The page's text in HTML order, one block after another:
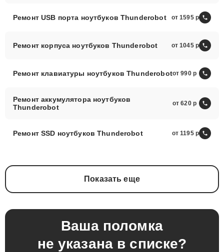
Ремонт USB порта ноутбуков Thunderobot от 1595
Ремонт корпуса ноутбуков Thunderobot от 1045
Ремонт клавиатуры ноутбуков Thunderobotот 990
Ремонт аккумулятора ноутбуков
Thunderobot
от 620
Ремонт SSD ноутбуков Thunderobot от 1195
Показать еще
Ваша поломка
не указана в списке?